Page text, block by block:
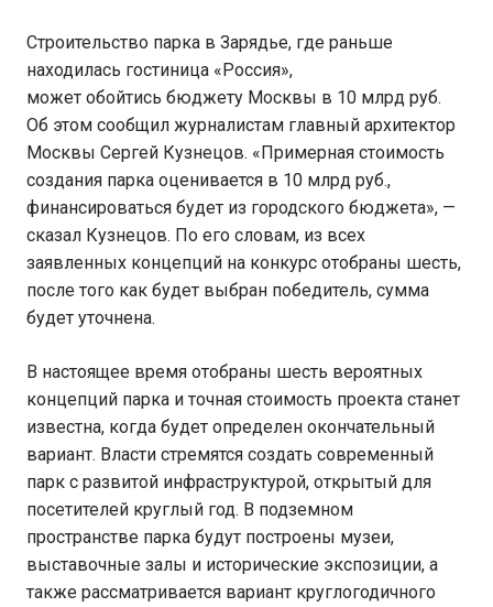
Строительство парка в Зарядье, где раньше
находилась гостиница «Россия»,
может обойтись бюджету Москвы в 10 млрд руб.
Об этом сообщил журналистам главный архитектор
Москвы Сергей Кузнецов. «Примерная стоимость
создания парка оценивается в 10 млрд руб.,
финансироваться будет из городского бюджета», —
сказал Кузнецов. По его словам, из всех
заявленных концепций на конкурс отобраны шесть,
после того как будет выбран победитель, сумма
будет уточнена.
В настоящее время отобраны шесть вероятных
концепций парка и точная стоимость проекта станет
известна, когда будет определен окончательный
вариант. Власти стремятся создать современный
парк с развитой инфраструктурой, открытый для
посетителей круглый год. В подземном
пространстве парка будут построены музеи,
выставочные залы и исторические экспозиции, а
также рассматривается вариант круглогодичного